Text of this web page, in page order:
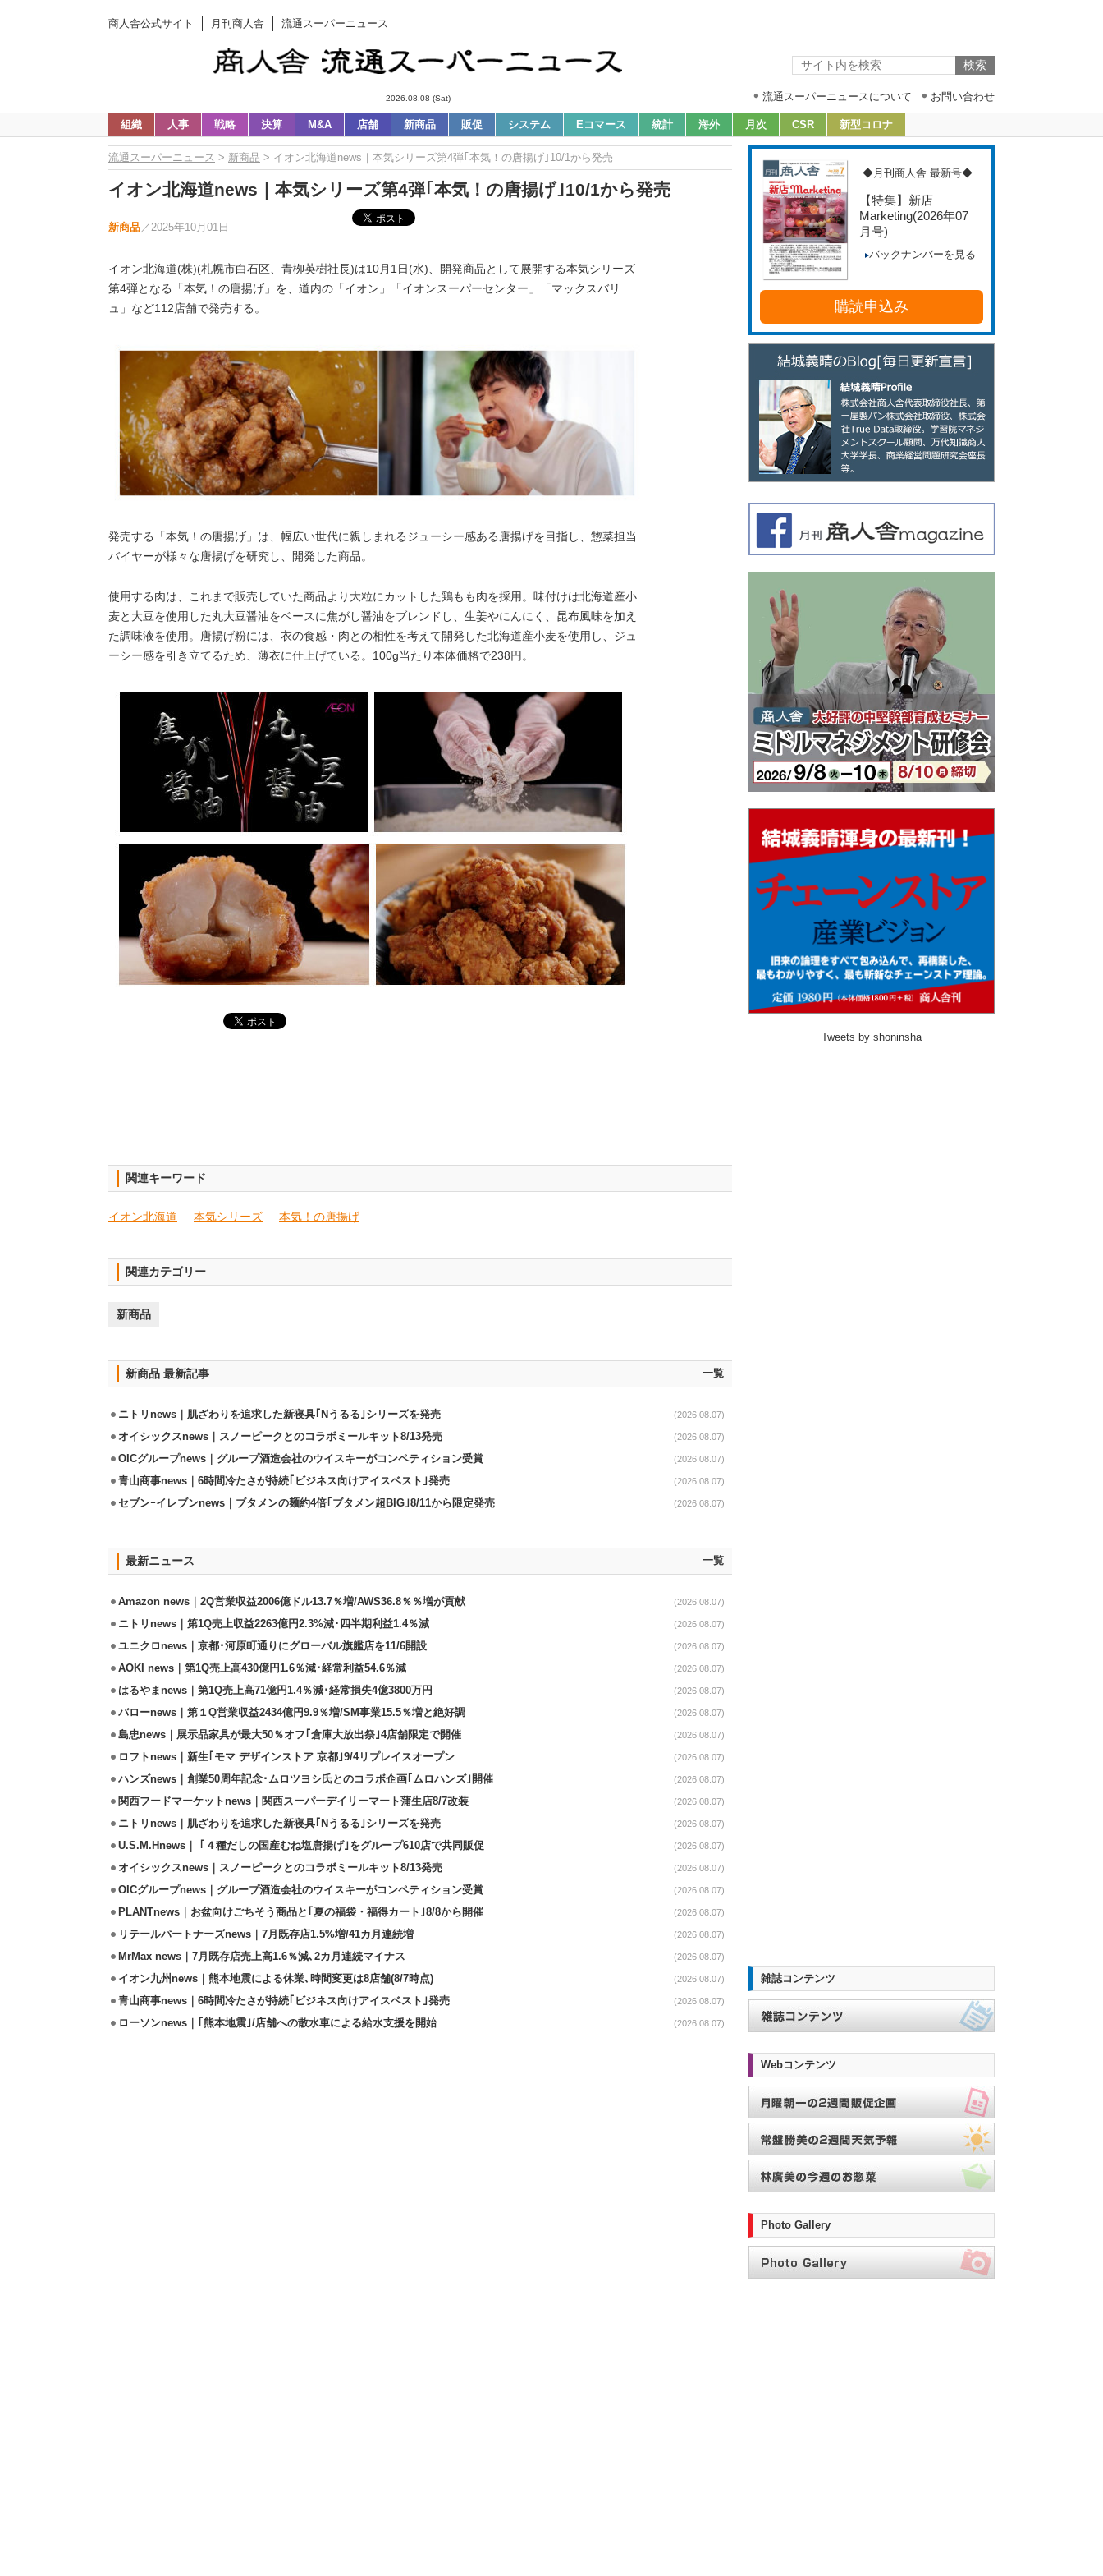
商人舎公式サイト 月刊商人舎 流通スーパーニュース
2026.08.08 (Sat) 流通スーパーニュースについて お問い合わせ
組織 人事 戦略 決算 M&A 店舗 新商品 販促 システム Eコマース 統計 海外 月次 CSR 新型コロナ
流通スーパーニュース > 新商品 > イオン北海道news｜本気シリーズ第4弾｢本気！の唐揚げ｣10/1から発売
イオン北海道news｜本気シリーズ第4弾｢本気！の唐揚げ｣10/1から発売
新商品 ／ 2025年10月01日
イオン北海道(株)(札幌市白石区、青栁英樹社長)は10月1日(水)、開発商品として展開する本気シリーズ
第4弾となる「本気！の唐揚げ」を、道内の「イオン」「イオンスーパーセンター」「マックスバリ
ュ」など112店舗で発売する。
発売する「本気！の唐揚げ」は、幅広い世代に親しまれるジューシー感ある唐揚げを目指し、惣菜担当
バイヤーが様々な唐揚げを研究し、開発した商品。
使用する肉は、これまで販売していた商品より大粒にカットした鶏もも肉を採用。味付けは北海道産小
麦と大豆を使用した丸大豆醤油をベースに焦がし醤油をブレンドし、生姜やにんにく、昆布風味を加え
た調味液を使用。唐揚げ粉には、衣の食感・肉との相性を考えて開発した北海道産小麦を使用し、ジュ
ーシー感を引き立てるため、薄衣に仕上げている。100g当たり本体価格で238円。
関連キーワード
イオン北海道 本気シリーズ 本気！の唐揚げ
関連カテゴリー
新商品
新商品 最新記事 一覧
ニトリnews｜肌ざわりを追求した新寝具｢Nうるる｣シリーズを発売 (2026.08.07)
オイシックスnews｜スノーピークとのコラボミールキット8/13発売 (2026.08.07)
OICグループnews｜グループ酒造会社のウイスキーがコンペティション受賞 (2026.08.07)
青山商事news｜6時間冷たさが持続｢ビジネス向けアイスベスト｣発売 (2026.08.07)
セブンｰイレブンnews｜ブタメンの麺約4倍｢ブタメン超BIG｣8/11から限定発売 (2026.08.07)
最新ニュース 一覧
Amazon news｜2Q営業収益2006億ドル13.7％増/AWS36.8％％増が貢献 (2026.08.07)
ニトリnews｜第1Q売上収益2263億円2.3%減･四半期利益1.4％減 (2026.08.07)
ユニクロnews｜京都･河原町通りにグローバル旗艦店を11/6開設 (2026.08.07)
AOKI news｜第1Q売上高430億円1.6％減･経常利益54.6％減 (2026.08.07)
はるやまnews｜第1Q売上高71億円1.4％減･経常損失4億3800万円 (2026.08.07)
バローnews｜第１Q営業収益2434億円9.9％増/SM事業15.5％増と絶好調 (2026.08.07)
島忠news｜展示品家具が最大50％オフ｢倉庫大放出祭｣4店舗限定で開催 (2026.08.07)
ロフトnews｜新生｢モマ デザインストア 京都｣9/4リプレイスオープン (2026.08.07)
ハンズnews｜創業50周年記念･ムロツヨシ氏とのコラボ企画｢ムロハンズ｣開催 (2026.08.07)
関西フードマーケットnews｜関西スーパーデイリーマート蒲生店8/7改装 (2026.08.07)
ニトリnews｜肌ざわりを追求した新寝具｢Nうるる｣シリーズを発売 (2026.08.07)
U.S.M.Hnews｜ ｢４種だしの国産むね塩唐揚げ｣をグループ610店で共同販促 (2026.08.07)
オイシックスnews｜スノーピークとのコラボミールキット8/13発売 (2026.08.07)
OICグループnews｜グループ酒造会社のウイスキーがコンペティション受賞 (2026.08.07)
PLANTnews｜お盆向けごちそう商品と｢夏の福袋・福得カート｣8/8から開催 (2026.08.07)
リテールパートナーズnews｜7月既存店1.5%増/41カ月連続増 (2026.08.07)
MrMax news｜7月既存店売上高1.6％減､2カ月連続マイナス (2026.08.07)
イオン九州news｜熊本地震による休業､時間変更は8店舗(8/7時点) (2026.08.07)
青山商事news｜6時間冷たさが持続｢ビジネス向けアイスベスト｣発売 (2026.08.07)
ローソンnews｜｢熊本地震｣/店舗への散水車による給水支援を開始 (2026.08.07)
◆月刊商人舎 最新号◆
【特集】新店
Marketing(2026年07
月号)
バックナンバーを見る
購読申込み
Tweets by shoninsha
雑誌コンテンツ
Webコンテンツ
Photo Gallery